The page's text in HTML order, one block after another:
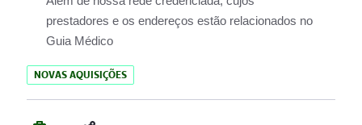
prestadores e os endereços estão relacionados no
Guia Médico
NOVAS AQUISIÇÕES